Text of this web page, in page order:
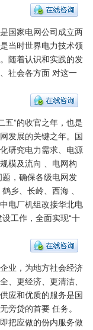
国家电网公司成立两
当时世界电力技术领
随着认识和实践的发
社会各方面 对这一
五”的收官之年，也是
发展的关键之年。国
研究电力需求、电源
模及流向 、电网构
，确保各级电网发
乡、长岭、西海 、
电厂机组改接华北电
工作，全面实现“十
业，为地方社会经济
、更经济、更清洁、
应和优质的服务是国
旁贷的首要 任务。
把应做的份内服务做